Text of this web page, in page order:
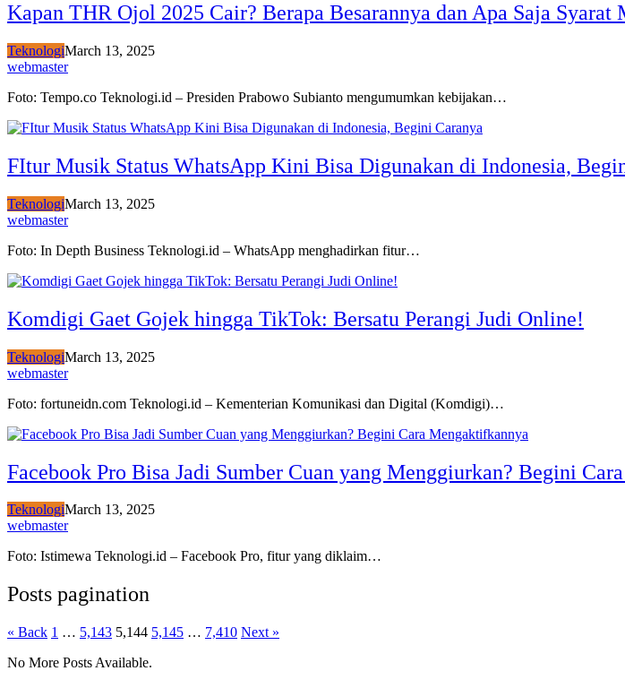
Kapan THR Ojol 2025 Cair? Berapa Besarannya dan Apa Saja Syarat
TeknologiMarch 13, 2025
webmaster
Foto: Tempo.co Teknologi.id – Presiden Prabowo Subianto mengumumkan kebijakan…
FItur Musik Status WhatsApp Kini Bisa Digunakan di Indonesia,
TeknologiMarch 13, 2025
webmaster
Foto: In Depth Business Teknologi.id – WhatsApp menghadirkan fitur…
Komdigi Gaet Gojek hingga TikTok: Bersatu Perangi Judi Online!
TeknologiMarch 13, 2025
webmaster
Foto: fortuneidn.com Teknologi.id – Kementerian Komunikasi dan Digital (Komdigi)…
Facebook Pro Bisa Jadi Sumber Cuan yang Menggiurkan? Begini
TeknologiMarch 13, 2025
webmaster
Foto: Istimewa Teknologi.id – Facebook Pro, fitur yang diklaim…
Posts pagination
« Back 1 … 5,143 5,144 5,145 … 7,410 Next »
No More Posts Available.